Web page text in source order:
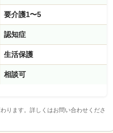
要介護1〜5
認知症
生活保護
相談可
ります。詳しくはお問い合わせくださ